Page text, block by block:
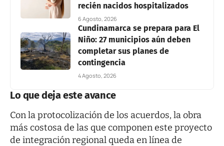
recién nacidos hospitalizados
6 Agosto, 2026
Cundinamarca se prepara para El
Niño: 27 municipios aún deben
completar sus planes de
contingencia
4 Agosto, 2026
Lo que deja este avance
Con la protocolización de los acuerdos, la obra
más costosa de las que componen este proyecto
de integración regional queda en línea de